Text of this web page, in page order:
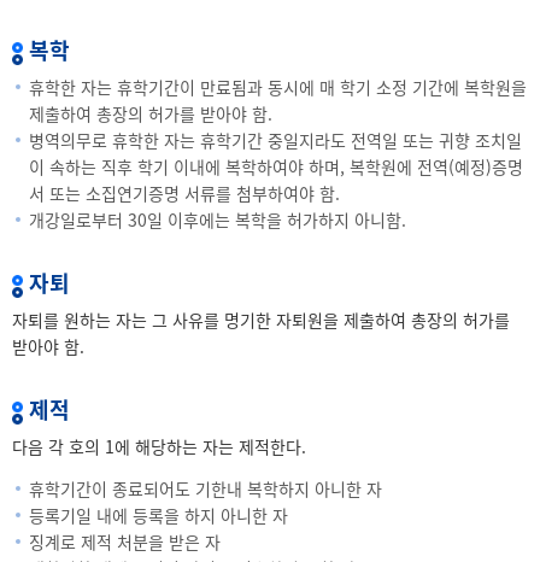
복학
휴학한 자는 휴학기간이 만료됨과 동시에 매 학기 소정 기간에 복학원을
제출하여 총장의 허가를 받아야 함.
병역의무로 휴학한 자는 휴학기간 중일지라도 전역일 또는 귀향 조치일
이 속하는 직후 학기 이내에 복학하여야 하며, 복학원에 전역(예정)증명
서 또는 소집연기증명 서류를 첨부하여야 함.
개강일로부터 30일 이후에는 복학을 허가하지 아니함.
자퇴
자퇴를 원하는 자는 그 사유를 명기한 자퇴원을 제출하여 총장의 허가를
받아야 함.
제적
다음 각 호의 1에 해당하는 자는 제적한다.
휴학기간이 종료되어도 기한내 복학하지 아니한 자
등록기일 내에 등록을 하지 아니한 자
징계로 제적 처분을 받은 자